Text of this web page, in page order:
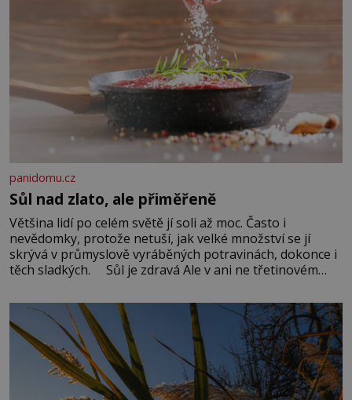
panidomu.cz
Sůl nad zlato, ale přiměřeně
Většina lidí po celém světě jí soli až moc. Často i
nevědomky, protože netuší, jak velké množství se jí
skrývá v průmyslově vyráběných potravinách, dokonce i
těch sladkých. Sůl je zdravá Ale v ani ne třetinovém
základní složky– sodík a chlór – jsou zásadní pro
správné hospodaření